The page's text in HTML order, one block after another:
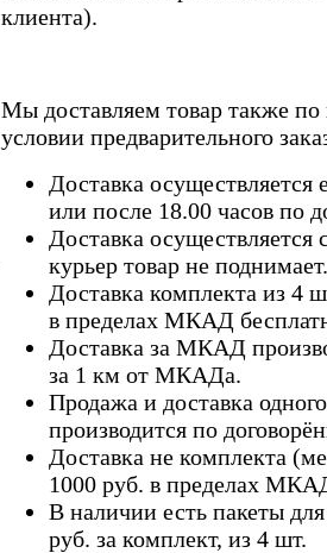
клиента).
Мы доставляем товар также
условии предварительного
Доставка осуществляется
или после 18.00 часов по
Доставка осуществляется
курьер товар не поднимает.
Доставка комплекта из 4
в пределах МКАД
Доставка за МКАД
за 1 км от МКАДа.
Продажа и доставка
производится по
Доставка не комплекта
1000 руб. в пределах
В наличии есть пакеты
руб. за комплект, из 4 шт.